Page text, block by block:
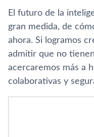
El futuro de la
gran medida, de
ahora. Si logramos
admitir que no
acercaremos más a
colaborativas y